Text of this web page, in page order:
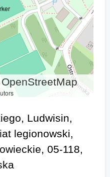
OpenStreetMap
Ludwisin,
legionowski,
05-118,